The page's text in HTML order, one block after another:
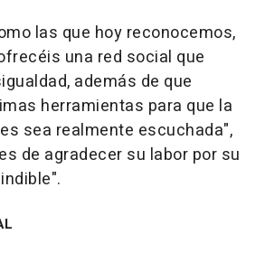
las que hoy reconocemos,
una red social que
además de que
herramientas para que la
sea realmente escuchada",
de agradecer su labor por su